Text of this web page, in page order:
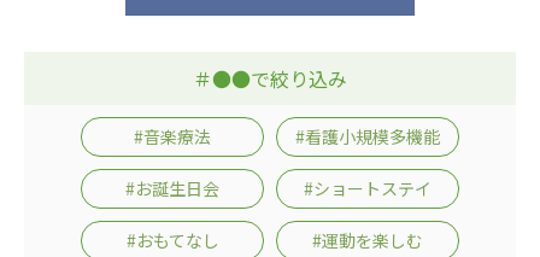
＃●●で絞り込み
#音楽療法 #看護小規模多機能
#お誕生日会 #ショートステイ
#おもてなし #運動を楽しむ